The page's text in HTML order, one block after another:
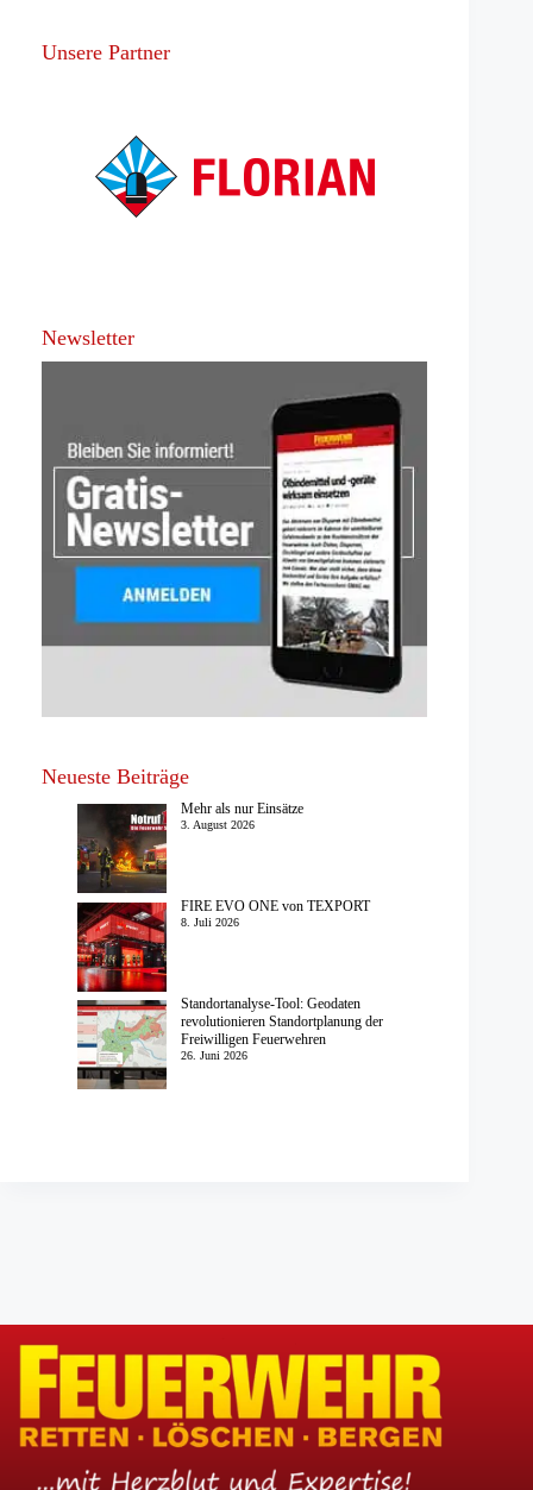
Unsere Partner
Newsletter
Neueste Beiträge
Mehr als nur Einsätze
3. August 2026
FIRE EVO ONE von TEXPORT
8. Juli 2026
Standortanalyse-Tool: Geodaten
revolutionieren Standortplanung der
Freiwilligen Feuerwehren
26. Juni 2026